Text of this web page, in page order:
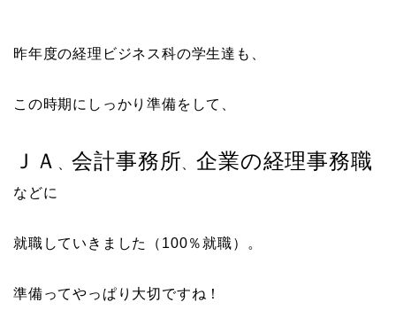
昨年度の経理ビジネス科の学生達も、
この時期にしっかり準備をして、
ＪＡ 、会計事務所 、企業の経理事務職
などに
就職していきました（100％就職）。
準備ってやっぱり大切ですね！